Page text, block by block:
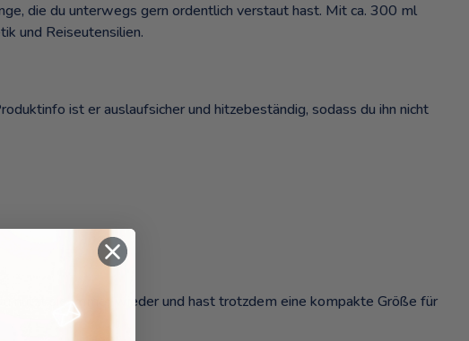
die du unterwegs gern ordentlich verstaut hast. Mit ca. 300 ml
und Reiseutensilien.
ist er auslaufsicher und hitzebeständig, sodass du ihn nicht
nutzt sie immer wieder und hast trotzdem eine kompakte Größe für